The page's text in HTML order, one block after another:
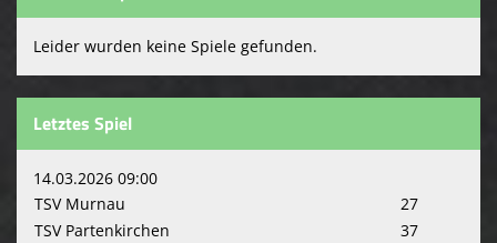
Leider wurden keine Spiele gefunden.
Letztes Spiel
14.03.2026 09:00
TSV Murnau
27
TSV Partenkirchen
37